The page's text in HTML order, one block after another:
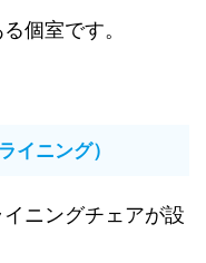
個室です。
イニング）
ニングチェアが設